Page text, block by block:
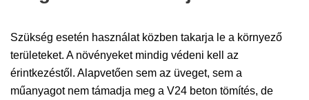
Szükség esetén használat közben takarja le a környező
területeket. A növényeket mindig védeni kell az
érintkezéstől. Alapvetően sem az üveget, sem a
műanyagot nem támadja meg a V24 beton tömítés, de